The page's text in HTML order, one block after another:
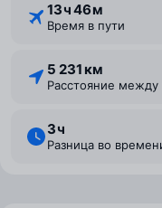
13 ⁠ч 46 ⁠м
Время в пути
5 231 км
Расстояние
3 ⁠ч
Разница во